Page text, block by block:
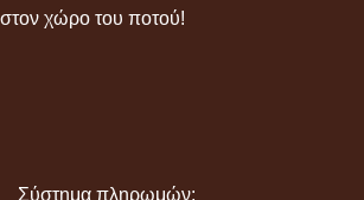
στον χώρο του ποτού!
Σύστημα πληρωμών: